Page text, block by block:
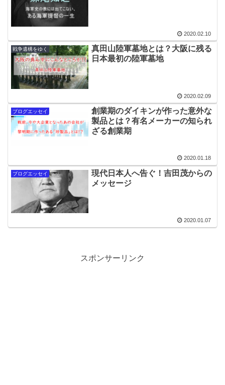
2020.02.10
戦争遺構をゆく
真田山陸軍墓地とは？大阪に残る
日本最初の陸軍墓地
2020.02.09
ブログエッセイ
創業期のダイキンが作った意外な
製品とは？有名メーカーの知られ
ざる創業期
2020.01.18
ブログエッセイ
現代日本人へ告ぐ！吉田茂からの
メッセージ
2020.01.07
スポンサーリンク